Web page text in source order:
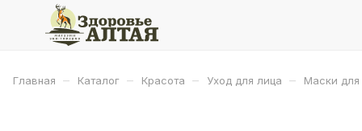
Главная – Каталог – Красота – Уход для лица – Маски для